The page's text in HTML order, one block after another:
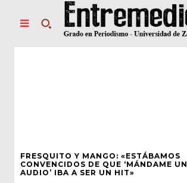
FRESQUITO Y MANGO: «ESTÁBAMOS
CONVENCIDOS DE QUE ‘MÁNDAME UN
AUDIO’ IBA A SER UN HIT»